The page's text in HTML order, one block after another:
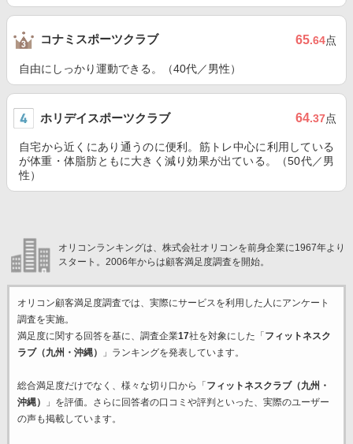
コナミスポーツクラブ 65.64点
自由にしっかり運動できる。（40代／男性）
ホリデイスポーツクラブ 64.37点
自宅から近くにあり通うのに便利。筋トレ中心に利用している
が体重・体脂肪ともに大きく減り効果が出ている。（50代／男
性）
オリコンランキングは、株式会社オリコンを前身企業に1967年より
スタート。2006年からは顧客満足度調査を開始。
オリコン顧客満足度調査では、実際にサービスを利用した 人にアンケート
調査を実施。
満足度に関する回答を基に、調査企業17社を対象にした「 フィットネスク
ラブ（九州・沖縄）
」ランキングを発表しています。
総合満足度だけでなく、様々な切り口から「 フィットネスクラブ（九州・
沖縄）
」を評価。さらに回答者の口コミや評判といった、実際のユーザー
の声も掲載しています。